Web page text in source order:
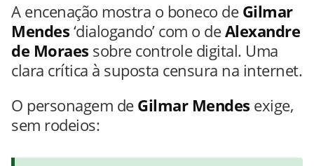
A encenação mostra o boneco de Gilmar
Mendes ‘dialogando’ com o deAlexandre
de Moraes sobre controle digital. Uma
clara crítica à suposta censura na internet.
O personagem de Gilmar Mendes exige,
sem rodeios: